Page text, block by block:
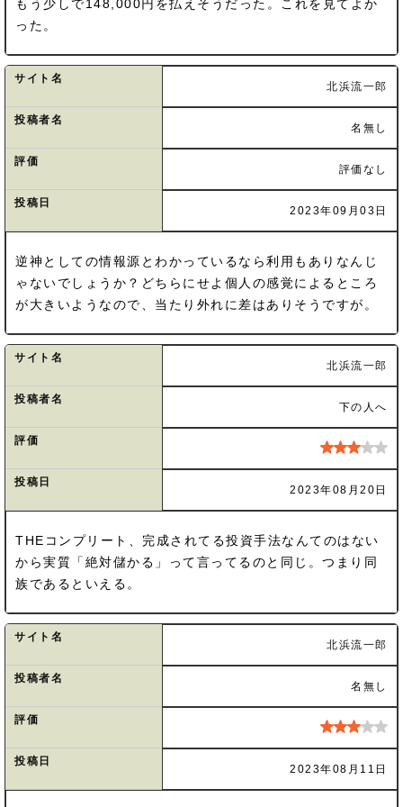
もう少しで148,000円を払えそうだった。これを見てよか
った。
サイト名
北浜流一郎
投稿者名
名無し
評価
評価なし
投稿日
2023年09月03日
逆神としての情報源とわかっているなら利用もありなんじ
ゃないでしょうか？どちらにせよ個人の感覚によるところ
が大きいようなので、当たり外れに差はありそうですが。
サイト名
北浜流一郎
投稿者名
下の人へ
評価
投稿日
2023年08月20日
THEコンプリート、完成されてる投資手法なんてのはない
から実質「絶対儲かる」って言ってるのと同じ。つまり同
族であるといえる。
サイト名
北浜流一郎
投稿者名
名無し
評価
投稿日
2023年08月11日